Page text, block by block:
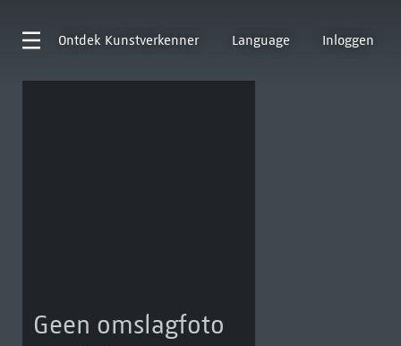
Ontdek Kunstverkenner Language Inloggen
Geen omslagfoto